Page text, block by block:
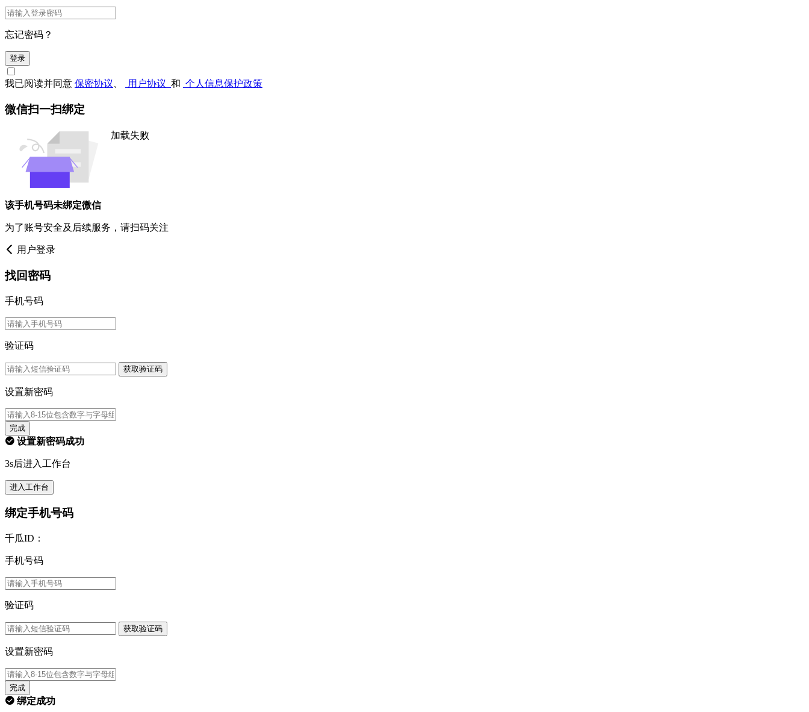
忘记密码？
登录
我已阅读并同意 保密协议 用户协议 和 个人信息保护政策
微信扫一扫绑定
加载失败
该手机号码未绑定微信
为了账号安全及后续服务，请扫码关注
用户登录
找回密码
手机号码
验证码
获取验证码
设置新密码
完成
设置新密码成功
3s后进入工作台
进入工作台
绑定手机号码
千瓜ID：
手机号码
验证码
获取验证码
设置新密码
完成
绑定成功